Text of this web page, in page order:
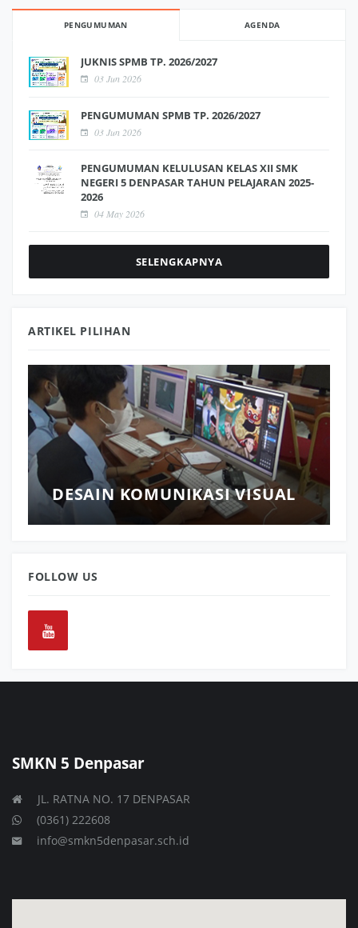
PENGUMUMAN AGENDA
JUKNIS SPMB TP. 2026/2027
03 Jun 2026
PENGUMUMAN SPMB TP. 2026/2027
03 Jun 2026
PENGUMUMAN KELULUSAN KELAS XII SMK
NEGERI 5 DENPASAR TAHUN PELAJARAN 2025-
2026
04 May 2026
SELENGKAPNYA
ARTIKEL PILIHAN
DESAIN KOMUNIKASI VISUAL
FOLLOW US
SMKN 5 Denpasar
JL. RATNA NO. 17 DENPASAR
(0361) 222608
info@smkn5denpasar.sch.id